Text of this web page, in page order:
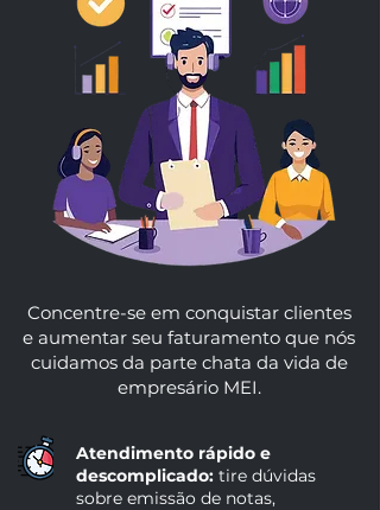
Concentre-se em conquistar clientes
e aumentar seu faturamento que nós
cuidamos da parte chata da vida de
empresário MEI.
Atendimento rápido e
descomplicado: tire dúvidas
sobre emissão de notas,